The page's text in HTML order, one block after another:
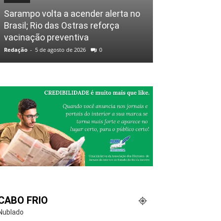
Sarampo volta a acender alerta no
Brasil; Rio das Ostras reforça
vacinação preventiva
Redação - 5 de agosto de 2026 0
FRIO